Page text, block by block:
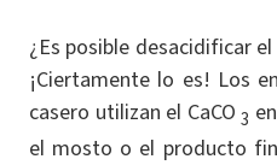
¿Es posible desacidificar
¡Ciertamente lo es! Los
casero utilizan el CaCO3
el mosto o el producto